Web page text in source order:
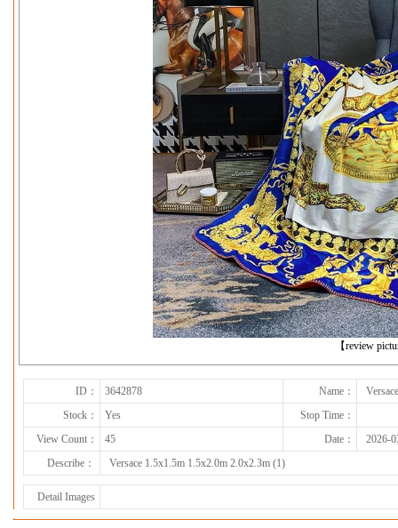
【review
下一张
ID： 3642878 Name：
Stock：
Yes
Stop Time：
View Count：
45 Date：
2026-
Describe：
Versace 1.5x1.5m 1.5x2.0m 2.0x2.3m (1)
Detail Images